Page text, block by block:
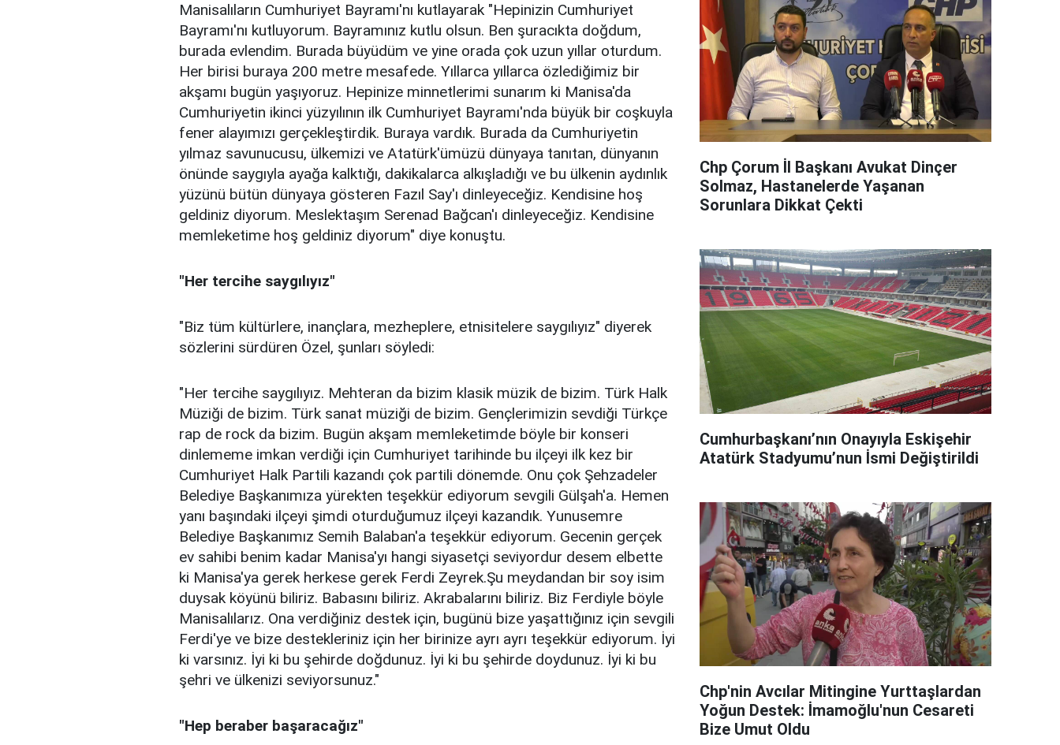
Manisalıların Cumhuriyet Bayramı'nı kutlayarak "Hepinizin Cumhuriyet
Bayramı'nı kutluyorum. Bayramınız kutlu olsun. Ben şuracıkta doğdum,
burada evlendim. Burada büyüdüm ve yine orada çok uzun yıllar oturdum.
Her birisi buraya 200 metre mesafede. Yıllarca yıllarca özlediğimiz bir
akşamı bugün yaşıyoruz. Hepinize minnetlerimi sunarım ki Manisa'da
Cumhuriyetin ikinci yüzyılının ilk Cumhuriyet Bayramı'nda büyük bir coşkuyla
fener alayımızı gerçekleştirdik. Buraya vardık. Burada da Cumhuriyetin
yılmaz savunucusu, ülkemizi ve Atatürk'ümüzü dünyaya tanıtan, dünyanın
önünde saygıyla ayağa kalktığı, dakikalarca alkışladığı ve bu ülkenin aydınlık
yüzünü bütün dünyaya gösteren Fazıl Say'ı dinleyeceğiz. Kendisine hoş
geldiniz diyorum. Meslektaşım Serenad Bağcan'ı dinleyeceğiz. Kendisine
memleketime hoş geldiniz diyorum" diye konuştu.
"Her tercihe saygılıyız"
"Biz tüm kültürlere, inançlara, mezheplere, etnisitelere saygılıyız" diyerek
sözlerini sürdüren Özel, şunları söyledi:
"Her tercihe saygılıyız. Mehteran da bizim klasik müzik de bizim. Türk Halk
Müziği de bizim. Türk sanat müziği de bizim. Gençlerimizin sevdiği Türkçe
rap de rock da bizim. Bugün akşam memleketimde böyle bir konseri
dinlememe imkan verdiği için Cumhuriyet tarihinde bu ilçeyi ilk kez bir
Cumhuriyet Halk Partili kazandı çok partili dönemde. Onu çok Şehzadeler
Belediye Başkanımıza yürekten teşekkür ediyorum sevgili Gülşah'a. Hemen
yanı başındaki ilçeyi şimdi oturduğumuz ilçeyi kazandık. Yunusemre
Belediye Başkanımız Semih Balaban'a teşekkür ediyorum. Gecenin gerçek
ev sahibi benim kadar Manisa'yı hangi siyasetçi seviyordur desem elbette
ki Manisa'ya gerek herkese gerek Ferdi Zeyrek.Şu meydandan bir soy isim
duysak köyünü biliriz. Babasını biliriz. Akrabalarını biliriz. Biz Ferdiyle böyle
Manisalılarız. Ona verdiğiniz destek için, bugünü bize yaşattığınız için sevgili
Ferdi'ye ve bize destekleriniz için her birinize ayrı ayrı teşekkür ediyorum. İyi
ki varsınız. İyi ki bu şehirde doğdunuz. İyi ki bu şehirde doydunuz. İyi ki bu
şehri ve ülkenizi seviyorsunuz."
"Hep beraber başaracağız"
Chp Çorum İl Başkanı Avukat Dinçer
Solmaz, Hastanelerde Yaşanan
Sorunlara Dikkat Çekti
Cumhurbaşkanı’nın Onayıyla Eskişehir
Atatürk Stadyumu’nun İsmi Değiştirildi
Chp'nin Avcılar Mitingine Yurttaşlardan
Yoğun Destek: İmamoğlu'nun Cesareti
Bize Umut Oldu